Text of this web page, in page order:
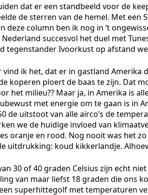
dat er een standbeeld voor de
de sterren van de hemel. Met een
deze column ben ik nog in ‘t
succesvol het duel met
tegenstander Ivoorkust op afstand
vind ik het, dat er in gastland
koperen ploert de baas te zijn. Dat
het milieu?? Maar ja, in Amerika is
met energie om te gaan is in
de uitstoot van alle airco’s de
we de huidige invloed van
oranje en rood. Nog nooit was het
uitdrukking: koud kikkerlandje.
30 of 40 graden Celsius zijn echt
van maar liefst 18 graden die ons
superhittegolf met temperaturen